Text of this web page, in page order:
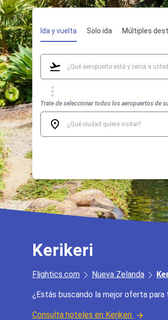
Ida y vuelta Solo ida Múltiples
Trate de seleccionar todos los aeropuertos de
Kerikeri
Flightics.com Nueva Zelanda
¿Estás buscando la mejor oferta para
Consulta hoteles en Kerikeri